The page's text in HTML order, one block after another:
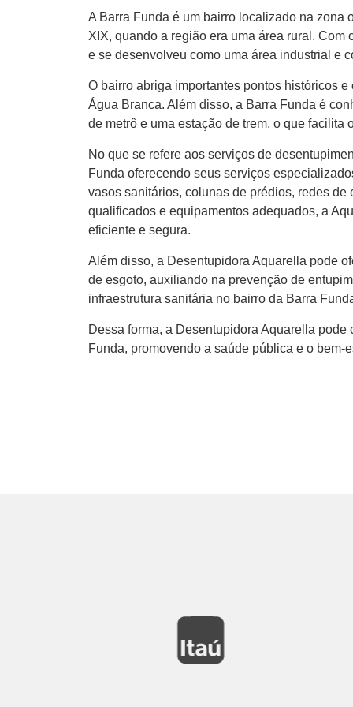
A Barra Funda é um bairro localizado na zona
XIX, quando a região era uma área rural.
e se desenvolveu como uma área industrial e
O bairro abriga importantes pontos históricos
Água Branca. Além disso, a Barra Funda é
de metrô e uma estação de trem, o que facilita
No que se refere aos serviços de
Funda oferecendo seus serviços
vasos sanitários, colunas de prédios, redes
qualificados e equipamentos adequados, a
eficiente e segura.
Além disso, a Desentupidora Aquarella pode
de esgoto, auxiliando na prevenção de
infraestrutura sanitária no bairro da Barra
Dessa forma, a Desentupidora Aquarella
Funda, promovendo a saúde pública e o bem-